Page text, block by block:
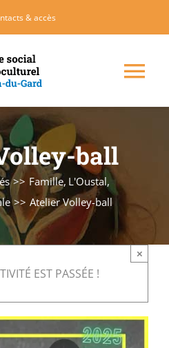
& accès
ball
Famille L'Oustal
Atelier Volley-ball
EST PASSÉE !
×